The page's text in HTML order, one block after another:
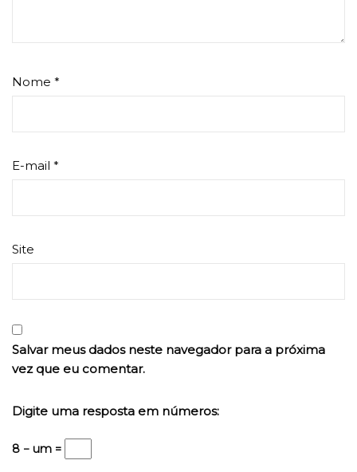
Nome *
E-mail *
Site
Salvar meus dados neste navegador para a próxima
vez que eu comentar.
Digite uma resposta em números:
8 − um =